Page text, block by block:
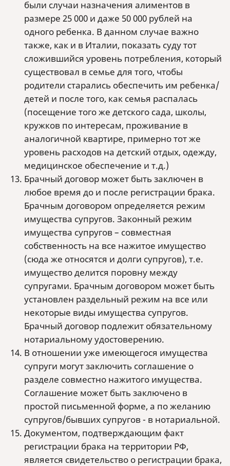
были случаи назначения алиментов в
размере 25 000 и даже 50 000 рублей на
одного ребенка. В данном случае важно
также, как и в Италии, показать суду тот
сложившийся уровень потребления, который
существовал в семье для того, чтобы
родители старались обеспечить им ребенка/
детей и после того, как семья распалась
(посещение того же детского сада, школы,
кружков по интересам, проживание в
аналогичной квартире, примерно тот же
уровень расходов на детский отдых, одежду,
медицинское обеспечение и т.д.)
Брачный договор может быть заключен в
любое время до и после регистрации брака.
Брачным договором определяется режим
имущества супругов. Законный режим
имущества супругов – совместная
собственность на все нажитое имущество
(сюда же относятся и долги супругов), т.е.
имущество делится поровну между
супругами. Брачным договором может быть
установлен раздельный режим на все или
некоторые виды имущества супругов.
Брачный договор подлежит обязательному
нотариальному удостоверению.
В отношении уже имеющегося имущества
супруги могут заключить соглашение о
разделе совместно нажитого имущества.
Соглашение может быть заключено в
простой письменной форме, а по желанию
супругов/бывших супругов - в нотариальной.
Документом, подтверждающим факт
регистрации брака на территории РФ,
является свидетельство о регистрации брака,